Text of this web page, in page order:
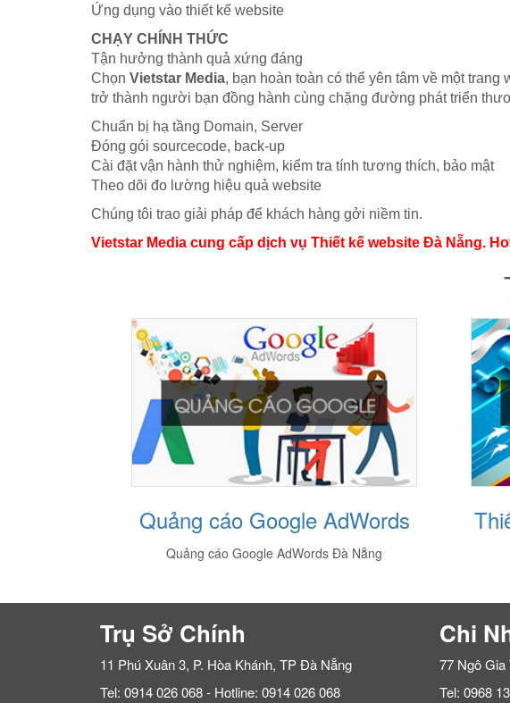
Ứng dụng vào thiết kế website
CHẠY CHÍNH THỨC
Tận hưởng thành quả xứng đáng
Chọn Vietstar Media, bạn hoàn toàn có thể yên tâm về một
trở thành người bạn đồng hành cùng chặng đường phát triển
Chuẩn bị hạ tầng Domain, Server
Đóng gói sourcecode, back-up
Cài đặt vận hành thử nghiệm, kiểm tra tính tương thích, bảo mật
Theo dõi đo lường hiệu quả website
Chúng tôi trao giải pháp để khách hàng gởi niềm tin.
Vietstar Media cung cấp dịch vụ Thiết kế website Đà Nẵng.
Quảng cáo Google AdWords
Quảng cáo Google AdWords Đà Nẵng
Trụ Sở Chính
11 Phú Xuân 3, P. Hòa Khánh, TP Đà Nẵng
Tel: 0914 026 068 - Hotline: 0914 026 068
Chi
77 Ngô
Tel: 0968